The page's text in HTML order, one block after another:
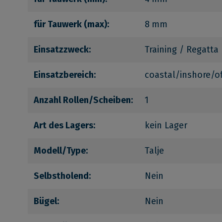
für Tauwerk (max): 8 mm
Einsatzzweck: Training / Regatta
Einsatzbereich: coastal/inshore/
Anzahl Rollen/Scheiben: 1
Art des Lagers: kein Lager
Modell/Type: Talje
Selbstholend: Nein
Bügel: Nein